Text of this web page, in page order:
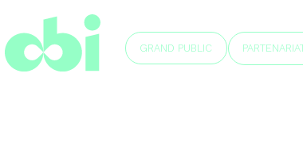
GRAND PUBLIC